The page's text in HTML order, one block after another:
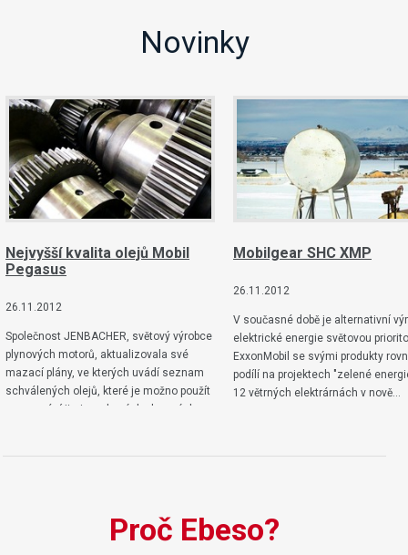
Novinky
Nejvyšší kvalita olejů Mobil
Pegasus
26.11.2012
Společnost JENBACHER, světový výrobce
plynových motorů, aktualizovala své
mazací plány, ve kterých uvádí seznam
schválených olejů, které je možno použít
pro mazání jimi vyrobených plynových
Mobilgear SHC XMP
26.11.2012
V současné době je alternativní
elektrické energie světovou
ExxonMobil se svými produkty
podílí na projektech "zelené
12 větrných elektrárnách v nově…
Proč Ebeso?